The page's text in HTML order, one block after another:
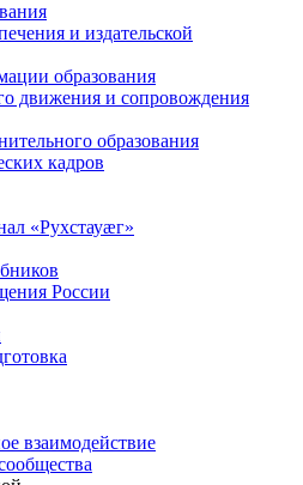
и издательской
образования
движения и сопровождения
образования
кадров
«Рухстауæг»
России
взаимодействие